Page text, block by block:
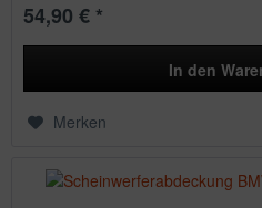
54,90 € *
In den
Merken